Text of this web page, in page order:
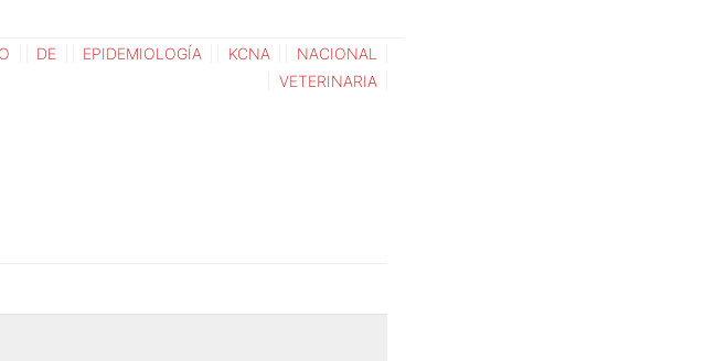
DE EPIDEMIOLOGÍA KCNA
NACIONAL
VETERINARIA